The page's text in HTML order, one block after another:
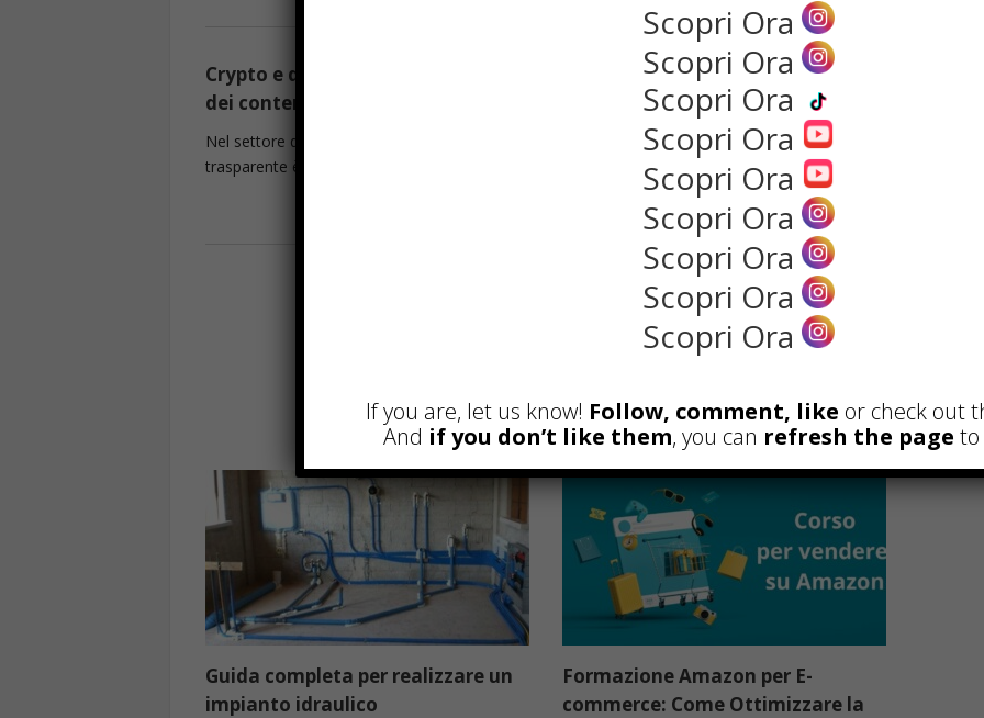
Crypto e disinformazione: l’80%
dei contenuti online è fuorviante
Nel settore delle criptovalute, l’informazione
trasparente è sempre più ...
Classe di concorso e 24 CFU: cosa
cambia e cosa è cambiato
Il vecchio sistema di accesso
all’insegnamento Fino al 2022, ...
Guida completa per realizzare un
impianto idraulico
Formazione Amazon per E-
commerce: Come Ottimizzare la
Scopri Ora
Scopri Ora
Scopri Ora
Scopri Ora
Scopri Ora
Scopri Ora
Scopri Ora
Scopri Ora
Scopri Ora
If you are, let us know! Follow, comment, like or check out
And if you don’t like them, you can refresh the page to